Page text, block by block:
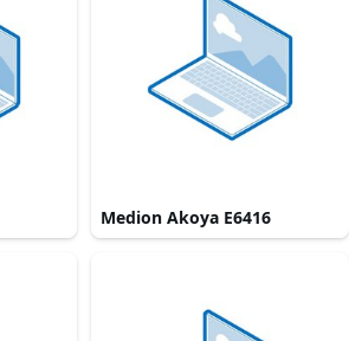
Medion Akoya E6416